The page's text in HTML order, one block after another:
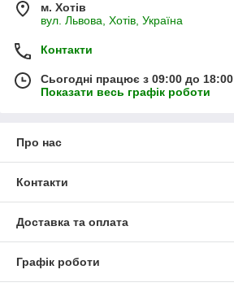
м. Хотів
вул. Львова, Хотів, Україна
Контакти
Сьогодні працює з 09:00 до 18:00
Показати весь графік роботи
Про нас
Контакти
Доставка та оплата
Графік роботи